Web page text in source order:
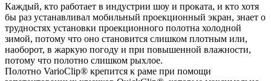
Каждый, кто работает в индустрии шоу и проката, и кто хотя
бы раз устанавливал мобильный проекционный экран, знает о
трудностях установки проекционного полотна холодной
зимой, потому что оно становится слишком плотным или,
наоборот, в жаркую погоду и при повышенной влажности,
потому что полотно слишком рыхлое.
Полотно VarioClip® крепится к раме при помощи